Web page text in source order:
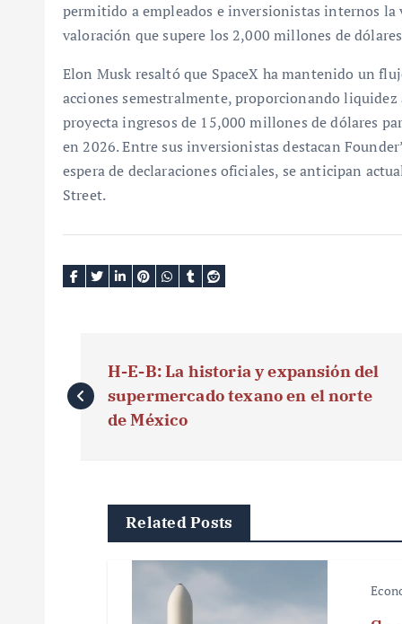
permitido a empleados e inversionistas internos la
valoración que supere los 2,000 millones de
Elon Musk resaltó que SpaceX ha mantenido un
acciones semestralmente, proporcionando
proyecta ingresos de 15,000 millones de dólares
en 2026. Entre sus inversionistas destacan
espera de declaraciones oficiales, se anticipan
Street.
a
H-E-B: La historia y expansión del
supermercado texano en el norte
de México
Related Posts